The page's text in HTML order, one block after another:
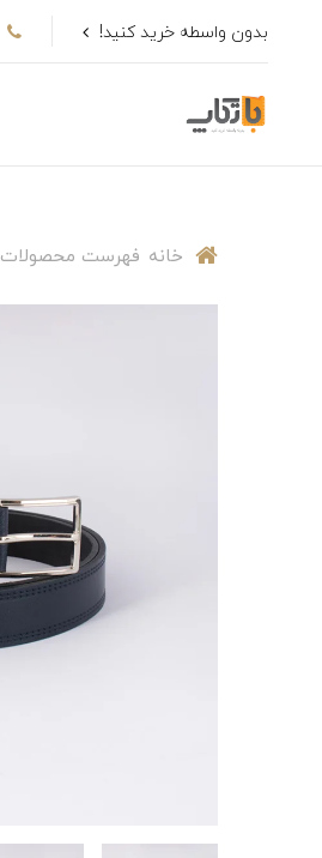
بدون واسطه خرید کنید!
خانه فهرست محصولات